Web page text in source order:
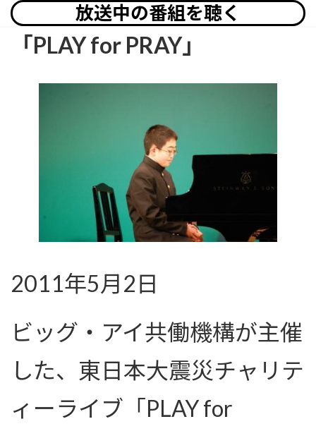
放送中の番組を聴く
「PLAY for PRAY」
2011年5月2日
ビッグ・アイ共働機構が主催
した、東日本大震災チャリテ
ィーライブ「PLAY for